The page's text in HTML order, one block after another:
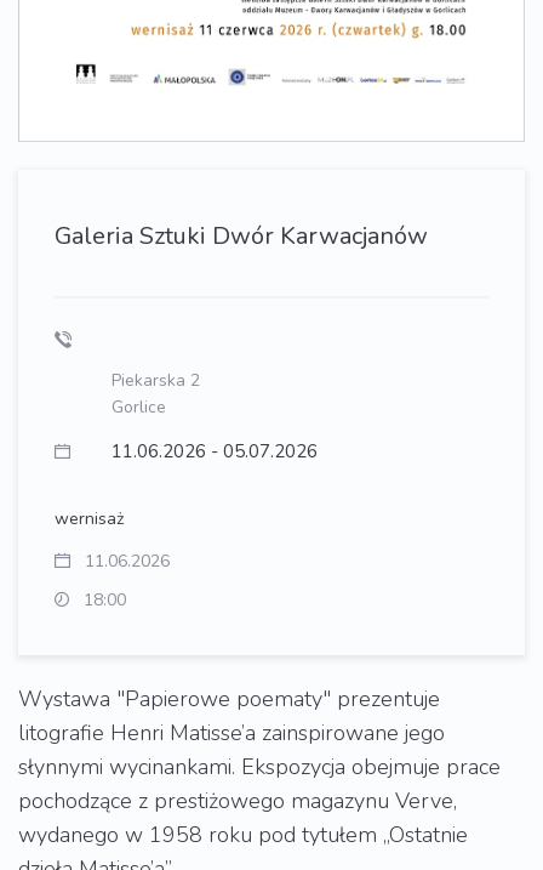
Wystawa "Papierowe poematy" prezentuje
litografie Henri Matisse’a zainspirowane jego
słynnymi wycinankami. Ekspozycja obejmuje prace
pochodzące z prestiżowego magazynu Verve,
wydanego w 1958 roku pod tytułem „Ostatnie
Galeria Sztuki Dwór Karwacjanów
Piekarska 2
Gorlice
11.06.2026 - 05.07.2026
wernisaż
11.06.2026
18:00